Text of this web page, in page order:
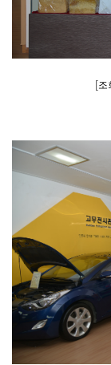
[조